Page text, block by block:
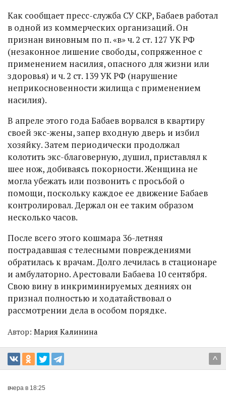
Как сообщает пресс-служба СУ СКР, Бабаев работал
в одной из коммерческих организаций. Он
признан виновным по п. «в» ч. 2 ст. 127 УК РФ
(незаконное лишение свободы, сопряженное с
применением насилия, опасного для жизни или
здоровья) и ч. 2 ст. 139 УК РФ (нарушение
неприкосновенности жилища с применением
насилия).
В апреле этого года Бабаев ворвался в квартиру
своей экс-жены, запер входную дверь и избил
хозяйку. Затем периодически продолжал
колотить экс-благоверную, душил, приставлял к
шее нож, добиваясь покорности. Женщина не
могла убежать или позвонить с просьбой о
помощи, поскольку каждое ее движение Бабаев
контролировал. Держал он ее таким образом
несколько часов.
После всего этого кошмара 36-летняя
пострадавшая с телесными повреждениями
обратилась к врачам. Долго лечилась в стационаре
и амбулаторно. Арестовали Бабаева 10 сентября.
Свою вину в инкриминируемых деяниях он
признал полностью и ходатайствовал о
рассмотрении дела в особом порядке.
Автор: Мария Калинина
^
вчера в 18:25